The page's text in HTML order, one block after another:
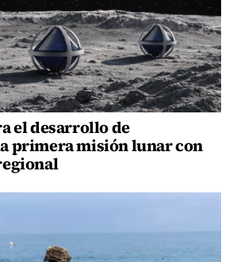
el desarrollo de
primera misión lunar con